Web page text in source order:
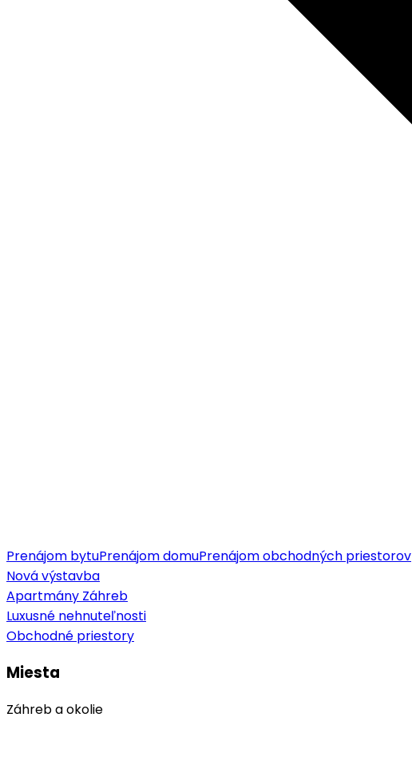
Prenájom bytuPrenájom domuPrenájom obchodných priestorov
Nová výstavba
Apartmány Záhreb
Luxusné nehnuteľnosti
Obchodné priestory
Miesta
Záhreb a okolie